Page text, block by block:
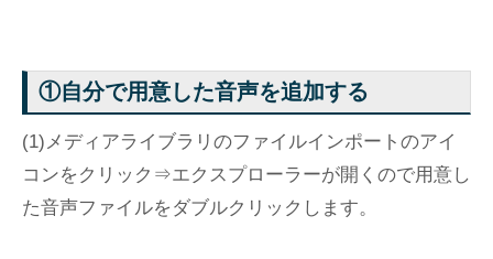
①自分で用意した音声を追加する
(1)メディアライブラリのファイルインポートのアイ
コンをクリック⇒エクスプローラーが開くので用意し
た音声ファイルをダブルクリックします。